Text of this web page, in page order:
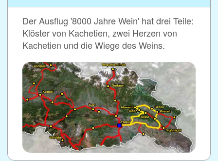
Der Ausflug '8000 Jahre Wein' hat drei Teile:
Klöster von Kachetien, zwei Herzen von
Kachetien und die Wiege des Weins.